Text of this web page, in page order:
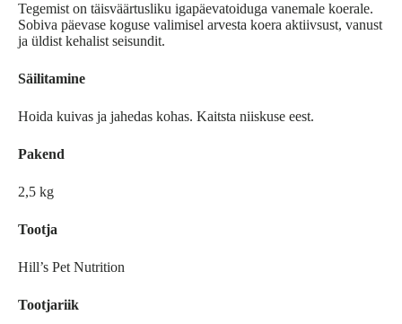
Tegemist on täisväärtusliku igapäevatoiduga vanemale koerale.
Sobiva päevase koguse valimisel arvesta koera aktiivsust, vanust
ja üldist kehalist seisundit.
Säilitamine
Hoida kuivas ja jahedas kohas. Kaitsta niiskuse eest.
Pakend
2,5 kg
Tootja
Hill’s Pet Nutrition
Tootjariik